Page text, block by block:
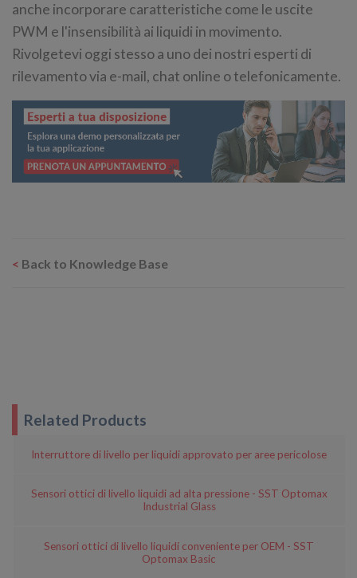
anche incorporare caratteristiche come le uscite
PWM e l'insensibilità ai liquidi in movimento.
Rivolgetevi oggi stesso a uno dei nostri esperti di
rilevamento via e-mail, chat online o telefonicamente.
< Back to Knowledge Base
Related Products
Interruttore di livello per liquidi approvato per aree pericolose
Sensori ottici di livello liquidi ad alta pressione - SST Optomax
Industrial Glass
Sensori ottici di livello liquidi conveniente per OEM - SST
Optomax Basic